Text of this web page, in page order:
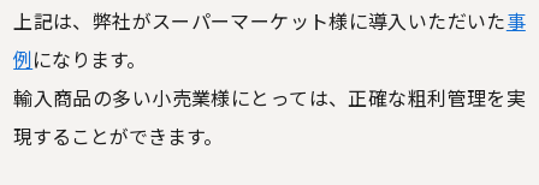
上記は、弊社がスーパーマーケット様に導入いただいた事
例になります。
輸入商品の多い小売業様にとっては、正確な粗利管理を実
現することができます。